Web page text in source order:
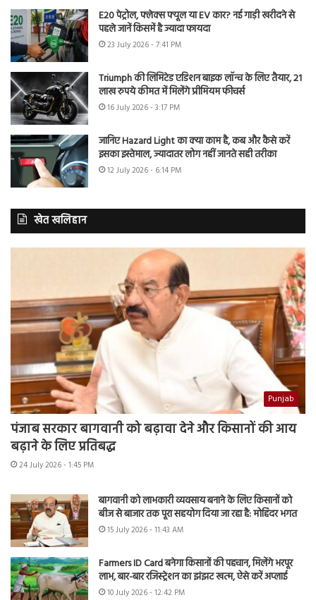
E20 पेट्रोल, फ्लेक्स फ्यूल या EV कार? नई गाड़ी खरीदने से
पहले जानें किसमें है ज्यादा फायदा
23 July 2026 - 7:41 PM
Triumph की लिमिटेड एडिशन बाइक लॉन्च के लिए तैयार, 21
लाख रुपये कीमत में मिलेंगे प्रीमियम फीचर्स
16 July 2026 - 3:17 PM
जानिए Hazard Light का क्या काम है, कब और कैसे करें
इसका इस्तेमाल, ज्यादातर लोग नहीं जानते सही तरीका
12 July 2026 - 6:14 PM
खेत खलिहान
Punjab
पंजाब सरकार बागवानी को बढ़ावा देने और किसानों की आय
बढ़ाने के लिए प्रतिबद्ध
24 July 2026 - 1:45 PM
बागवानी को लाभकारी व्यवसाय बनाने के लिए किसानों को
बीज से बाजार तक पूरा सहयोग दिया जा रहा है: मोहिंदर भगत
15 July 2026 - 11:43 AM
Farmers ID Card बनेगा किसानों की पहचान, मिलेंगे भरपूर
लाभ, बार-बार रजिस्ट्रेशन का झंझट खत्म, ऐसे करें अप्लाई
10 July 2026 - 12:42 PM